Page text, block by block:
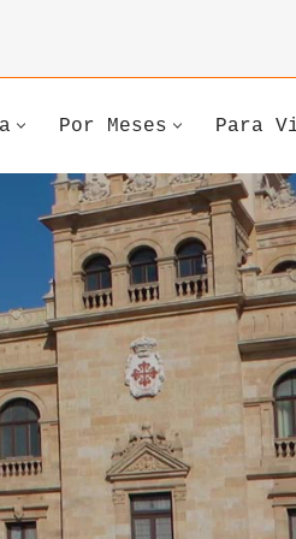
Por Meses Para